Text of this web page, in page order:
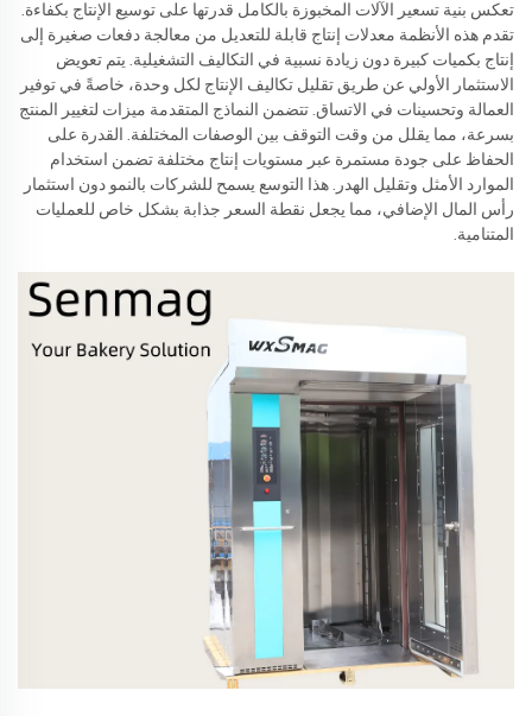
تعكس بنية تسعير الآلات المخبوزة بالكامل قدرتها على توسيع الإنتاج بكفاءة.
تقدم هذه الأنظمة معدلات إنتاج قابلة للتعديل من معالجة دفعات صغيرة إلى
إنتاج بكميات كبيرة دون زيادة نسبية في التكاليف التشغيلية. يتم تعويض
الاستثمار الأولي عن طريق تقليل تكاليف الإنتاج لكل وحدة، خاصةً في توفير
العمالة وتحسينات في الاتساق. تتضمن النماذج المتقدمة ميزات لتغيير المنتج
بسرعة، مما يقلل من وقت التوقف بين الوصفات المختلفة. القدرة على
الحفاظ على جودة مستمرة عبر مستويات إنتاج مختلفة تضمن استخدام
الموارد الأمثل وتقليل الهدر. هذا التوسع يسمح للشركات بالنمو دون استثمار
رأس المال الإضافي، مما يجعل نقطة السعر جذابة بشكل خاص للعمليات
المتنامية.